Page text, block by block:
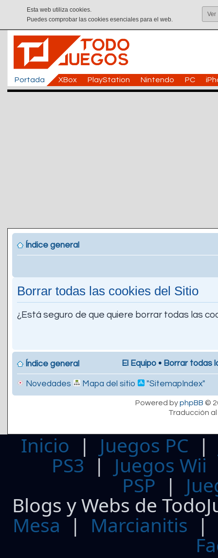
Esta web utiliza cookies.
Puedes comprobar las cookies esenciales para el web.
Ver
Portada XBox PlayStation Nintendo PC
Índice general
Borrar todas las cookies del Sitio
¿Está seguro de que quiere borrar todas las
Índice general El Equipo • Borrar todas
Novedades Mapa del sitio "SitemapIndex"
Powered byphpBB ©
Traducción
Inicio | Juegos PC
PS3| Juegos Wii
PSP |
Blogs y Webs de
Mesa | Marcianitis |